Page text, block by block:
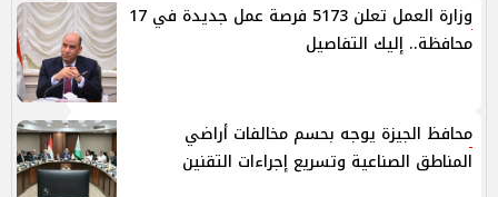
وزارة العمل تعلن 5173 فرصة عمل جديدة في 17
محافظة.. إليك التفاصيل
محافظ الجيزة يوجه بحسم مخالفات أراضي
المناطق الصناعية وتسريع إجراءات التقنين